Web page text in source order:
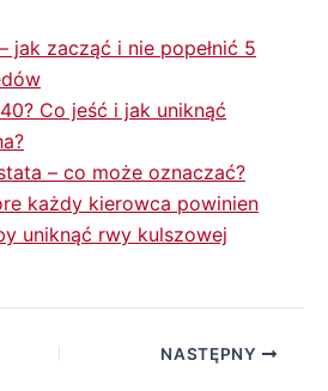
jak zacząć i nie popełnić 5
Co jeść i jak uniknąć
– co może oznaczać?
każdy kierowca powinien
uniknąć rwy kulszowej
NASTĘPNY